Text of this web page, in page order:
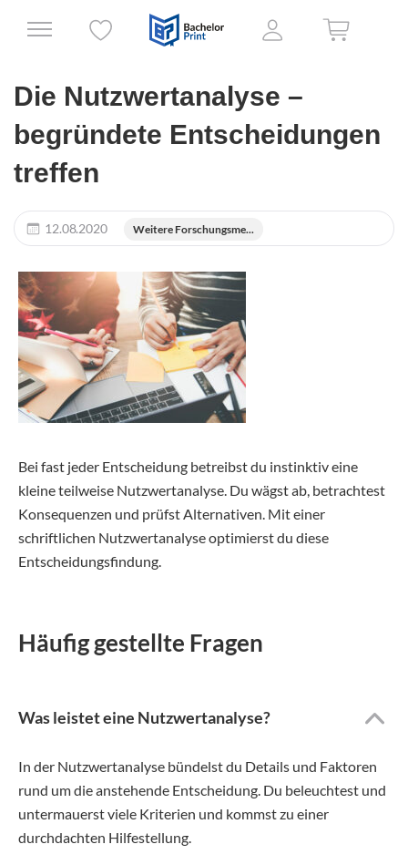
Die Nutzwertanalyse –
begründete Entscheidungen
treffen
12.08.2020 Weitere Forschungsme...
Bei fast jeder Entscheidung betreibst du instinktiv eine
kleine teilweise Nutzwertanalyse. Du wägst ab, betrachtest
Konsequenzen und prüfst Alternativen. Mit einer
schriftlichen Nutzwertanalyse optimierst du diese
Entscheidungsfindung.
Häufig gestellte Fragen
Was leistet eine Nutzwertanalyse?
In der Nutzwertanalyse bündelst du Details und Faktoren
rund um die anstehende Entscheidung. Du beleuchtest und
untermauerst viele Kriterien und kommst zu einer
durchdachten Hilfestellung.